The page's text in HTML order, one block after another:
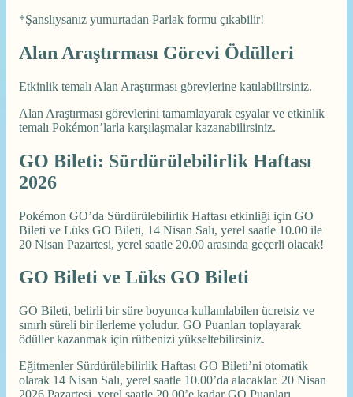
*Şanslıysanız yumurtadan Parlak formu çıkabilir!
Alan Araştırması Görevi Ödülleri
Etkinlik temalı Alan Araştırması görevlerine katılabilirsiniz.
Alan Araştırması görevlerini tamamlayarak eşyalar ve etkinlik
temalı Pokémon’larla karşılaşmalar kazanabilirsiniz.
GO Bileti: Sürdürülebilirlik Haftası
2026
Pokémon GO’da Sürdürülebilirlik Haftası etkinliği için GO
Bileti ve Lüks GO Bileti, 14 Nisan Salı, yerel saatle 10.00 ile
20 Nisan Pazartesi, yerel saatle 20.00 arasında geçerli olacak!
GO Bileti ve Lüks GO Bileti
GO Bileti, belirli bir süre boyunca kullanılabilen ücretsiz ve
sınırlı süreli bir ilerleme yoludur. GO Puanları toplayarak
ödüller kazanmak için rütbenizi yükseltebilirsiniz.
Eğitmenler Sürdürülebilirlik Haftası GO Bileti’ni otomatik
olarak 14 Nisan Salı, yerel saatle 10.00’da alacaklar. 20 Nisan